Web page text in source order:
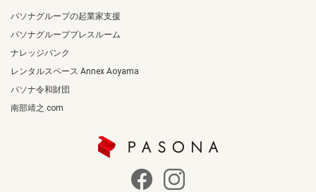
パソナグループの起業家支援
パソナグループプレスルーム
ナレッジバンク
レンタルスペース Annex Aoyama
パソナ令和財団
南部靖之.com